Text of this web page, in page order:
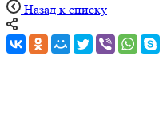
Назад к списку